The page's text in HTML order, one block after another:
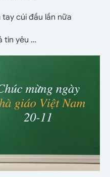
cúi đầu lần nữa
tin yêu …